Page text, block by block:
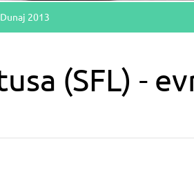
2013
(SFL) -